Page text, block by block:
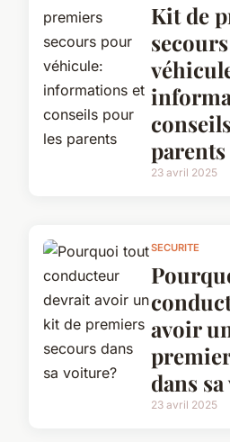
Kit de
parents
23 avril 2025
SECURITE
avoir
dans
23 avril 2025